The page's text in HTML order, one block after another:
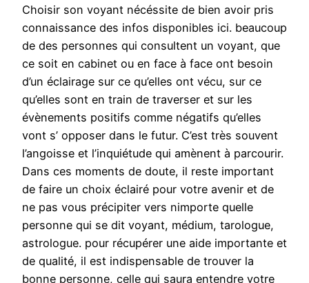
Choisir son voyant nécéssite de bien avoir pris
connaissance des infos disponibles ici. beaucoup
de des personnes qui consultent un voyant, que
ce soit en cabinet ou en face à face ont besoin
d’un éclairage sur ce qu’elles ont vécu, sur ce
qu’elles sont en train de traverser et sur les
évènements positifs comme négatifs qu’elles
vont s’ opposer dans le futur. C’est très souvent
l’angoisse et l’inquiétude qui amènent à parcourir.
Dans ces moments de doute, il reste important
de faire un choix éclairé pour votre avenir et de
ne pas vous précipiter vers nimporte quelle
personne qui se dit voyant, médium, tarologue,
astrologue. pour récupérer une aide importante et
de qualité, il est indispensable de trouver la
bonne personne, celle qui saura entendre votre